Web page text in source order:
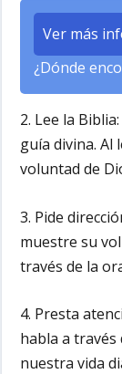
Ver más
¿Dónde
2. Lee la Biblia:
guía divina. Al
voluntad de
3. Pide
muestre su
través de la
4. Presta
habla a través
nuestra vida